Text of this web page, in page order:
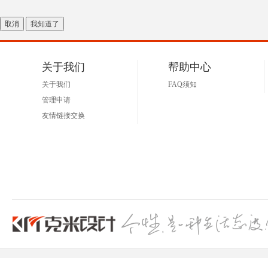
取消 我知道了
关于我们
关于我们
管理申请
友情链接交换
帮助中心
FAQ须知